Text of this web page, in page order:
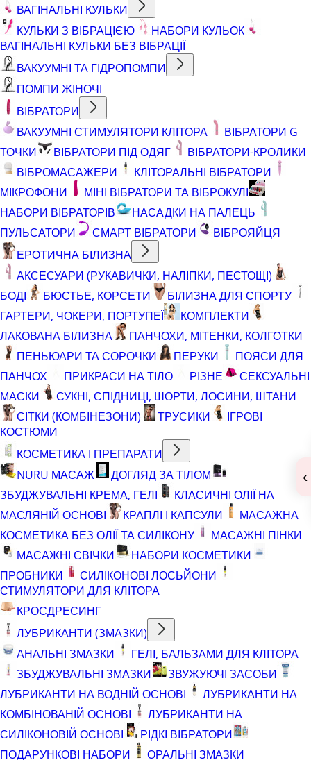
ВАГІНАЛЬНІ КУЛЬКИ
КУЛЬКИ З ВІБРАЦІЄЮ
НАБОРИ КУЛЬОК
ВАГІНАЛЬНІ КУЛЬКИ БЕЗ ВІБРАЦІЇ
ВАКУУМНІ ТА ГІДРОПОМПИ
ПОМПИ ЖІНОЧІ
ВІБРАТОРИ
ВАКУУМНІ СТИМУЛЯТОРИ КЛІТОРА
ВІБРАТОРИ G
ТОЧКИ
ВІБРАТОРИ ПІД ОДЯГ
ВІБРАТОРИ-КРОЛИКИ
ВІБРОМАСАЖЕРИ
КЛІТОРАЛЬНІ ВІБРАТОРИ
МІКРОФОНИ
МІНІ ВІБРАТОРИ ТА ВІБРОКУЛІ
НАБОРИ ВІБРАТОРІВ
НАСАДКИ НА ПАЛЕЦЬ
ПУЛЬСАТОРИ
СМАРТ ВІБРАТОРИ
ВІБРОЯЙЦЯ
ЕРОТИЧНА БІЛИЗНА
АКСЕСУАРИ (РУКАВИЧКИ, НАЛІПКИ, ПЕСТОЩІ)
БОДІ
БЮСТЬЕ, КОРСЕТИ
БІЛИЗНА ДЛЯ СПОРТУ
ГАРТЕРИ, ЧОКЕРИ, ПОРТУПЕЇ
КОМПЛЕКТИ
ЛАКОВАНА БІЛИЗНА
ПАНЧОХИ, МІТЕНКИ, КОЛГОТКИ
ПЕНЬЮАРИ ТА СОРОЧКИ
ПЕРУКИ
ПОЯСИ ДЛЯ
ПАНЧОХ
ПРИКРАСИ НА ТІЛО РІЗНЕ
СЕКСУАЛЬНІ
МАСКИ
СУКНІ, СПІДНИЦІ, ШОРТИ, ЛОСИНИ, ШТАНИ
СІТКИ (КОМБІНЕЗОНИ)
ТРУСИКИ
ІГРОВІ
КОСТЮМИ
КОСМЕТИКА І ПРЕПАРАТИ
NURU МАСАЖ
ДОГЛЯД ЗА ТІЛОМ
ЗБУДЖУВАЛЬНІ КРЕМА, ГЕЛІ
КЛАСИЧНІ ОЛІЇ НА
МАСЛЯНІЙ ОСНОВІ
КРАПЛІ І КАПСУЛИ
МАСАЖНА
КОСМЕТИКА БЕЗ ОЛІЇ ТА СИЛІКОНУ
МАСАЖНІ ПІНКИ
МАСАЖНІ СВІЧКИ
НАБОРИ КОСМЕТИКИ
ПРОБНИКИ
СИЛІКОНОВІ ЛОСЬЙОНИ
СТИМУЛЯТОРИ ДЛЯ КЛІТОРА
КРОСДРЕСИНГ
ЛУБРИКАНТИ (ЗМАЗКИ)
АНАЛЬНІ ЗМАЗКИ
ГЕЛІ, БАЛЬЗАМИ ДЛЯ КЛІТОРА
ЗБУДЖУВАЛЬНІ ЗМАЗКИ
ЗВУЖУЮЧІ ЗАСОБИ
ЛУБРИКАНТИ НА ВОДНІЙ ОСНОВІ
ЛУБРИКАНТИ НА
КОМБІНОВАНІЙ ОСНОВІ
ЛУБРИКАНТИ НА
СИЛІКОНОВІЙ ОСНОВІ
РІДКІ ВІБРАТОРИ
ПОДАРУНКОВІ НАБОРИ
ОРАЛЬНІ ЗМАЗКИ
‹